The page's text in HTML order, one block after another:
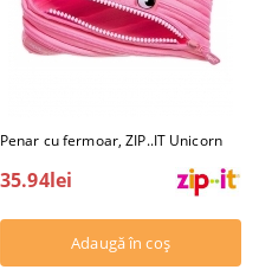
Penar cu fermoar, ZIP..IT Unicorn
35.94lei